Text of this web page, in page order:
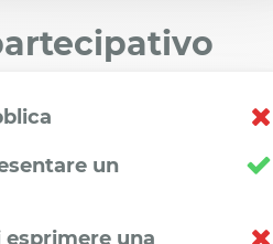
un
una